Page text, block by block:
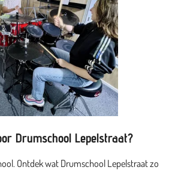
Drumschool Lepelstraat?
Ontdek wat Drumschool Lepelstraat zo